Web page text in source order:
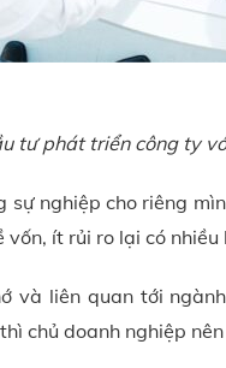
tư phát triển công ty
sự nghiệp cho riêng
ít rủi ro lại có nhiều
và liên quan tới
chủ doanh nghiệp